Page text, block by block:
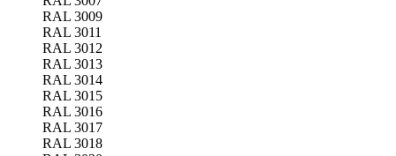
RAL 3009
RAL 3011
RAL 3012
RAL 3013
RAL 3014
RAL 3015
RAL 3016
RAL 3017
RAL 3018